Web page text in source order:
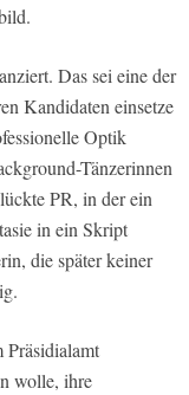
Das sei eine der
Kandidaten einsetze
Optik
Tänzerinnen
PR, in der ein
in ein Skript
die später keiner
Präsidialamt
wolle, ihre